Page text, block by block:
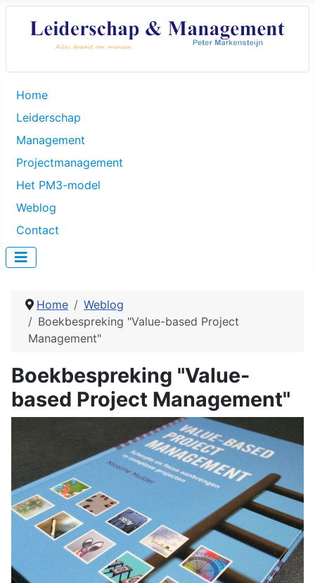
Home
Leiderschap
Management
Projectmanagement
Het PM3-model
Weblog
Contact
Home
Weblog
Boekbespreking "Value-based Project
Management"
Boekbespreking "Value-
based Project Management"